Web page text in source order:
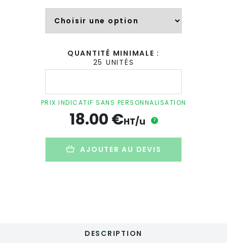
QUANTITÉ MINIMALE :
25 UNITÉS
quantité
personnalisé
en
PRIX INDICATIF SANS PERSONNALISATION
18.00€HT/u ?
AJOUTER AU DEVIS
DESCRIPTION